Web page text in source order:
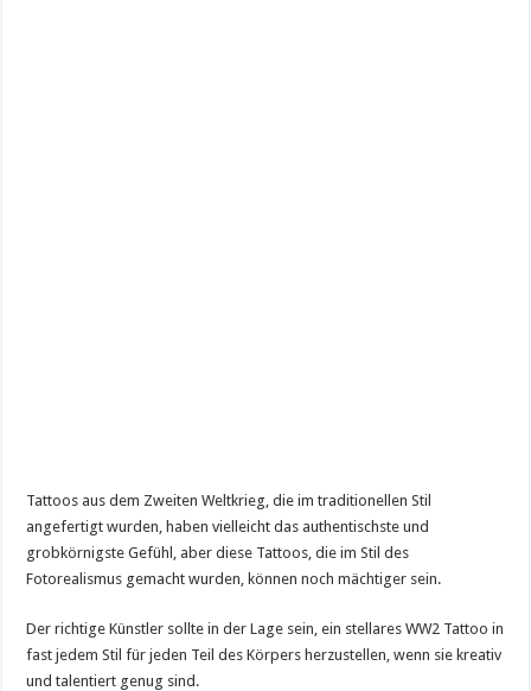
Tattoos aus dem Zweiten Weltkrieg, die im traditionellen Stil
angefertigt wurden, haben vielleicht das authentischste und
grobkörnigste Gefühl, aber diese Tattoos, die im Stil des
Fotorealismus gemacht wurden, können noch mächtiger sein.
Der richtige Künstler sollte in der Lage sein, ein stellares WW2 Tattoo in
fast jedem Stil für jeden Teil des Körpers herzustellen, wenn sie kreativ
und talentiert genug sind.